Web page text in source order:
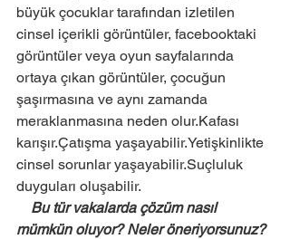
büyük çocuklar tarafından izletilen
cinsel içerikli görüntüler, facebooktaki
görüntüler veya oyun sayfalarında
ortaya çıkan görüntüler, çocuğun
şaşırmasına ve aynı zamanda
meraklanmasına neden olur.Kafası
karışır.Çatışma yaşayabilir.Yetişkinlikte
cinsel sorunlar yaşayabilir.Suçluluk
duyguları oluşabilir.
mümkün oluyor? Neler öneriyorsunuz?